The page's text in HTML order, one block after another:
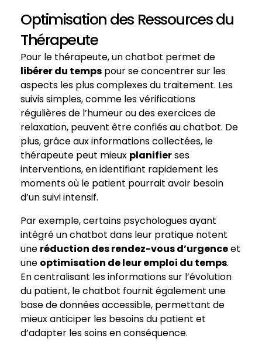
Optimisation des Ressources du
Thérapeute
Pour le thérapeute, un chatbot permet de
libérer du temps pour se concentrer sur les
aspects les plus complexes du traitement. Les
suivis simples, comme les vérifications
régulières de l’humeur ou des exercices de
relaxation, peuvent être confiés au chatbot. De
plus, grâce aux informations collectées, le
thérapeute peut mieux planifierses
interventions, en identifiant rapidement les
moments où le patient pourrait avoir besoin
d’un suivi intensif.
Par exemple, certains psychologues ayant
intégré un chatbot dans leur pratique notent
une réduction des rendez-vous d’urgenceet
une optimisation de leur emploi du temps.
En centralisant les informations sur l’évolution
du patient, le chatbot fournit également une
base de données accessible, permettant de
mieux anticiper les besoins du patient et
d’adapter les soins en conséquence.